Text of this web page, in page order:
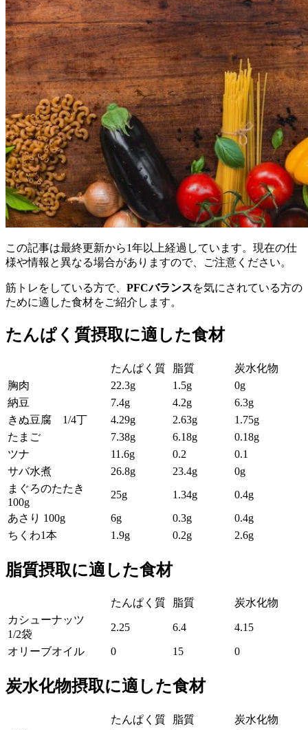
この記事は最終更新から1年以上経過しています。現在の仕
様や情報と異なる場合がありますので、ご注意ください。
筋トレをしている方で、 PFCバランスを気にされている方の
ために適した食材をご紹介します。
たんぱく質摂取に適した食材
たんぱく質 脂質
炭水化物
胸肉
22.3g 1.5g
0g
納豆
7.4g 4.2g
6.3g
きぬ豆腐 1/4丁
4.29g 2.63g
1.75g
たまご
7.38g 6.18g
0.18g
ツナ
11.6g 0.2
0.1
サバ水煮
26.8g 23.4g
0g
まぐろのたたき
100g
25g 1.34g
0.4g
あさり 100g
6g 0.3g
0.4g
ちくわ1本
1.9g 0.2g 2.6g
脂質摂取に適した食材
たんぱく質 脂質
炭水化物
カシューナッツ
1/2袋
2.25 6.4 4.15
オリーブオイル 0 15 0
炭水化物摂取に適した食材
たんぱく質 脂質
炭水化物